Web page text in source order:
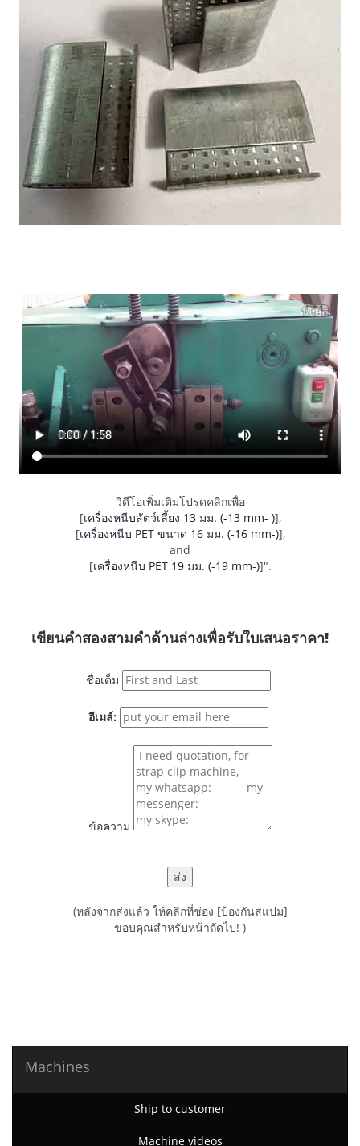
วิดีโอเพิ่มเติมโปรดคลิกเพื่อ
[เครื่องหนีบสัตว์เลี้ยง 13 มม. (-13 mm- )],
[เครื่องหนีบ PET ขนาด 16 มม. (-16 mm-)],
and
[เครื่องหนีบ PET 19 มม. (-19 mm-)]".
เขียนคำสองสามคำด้านล่างเพื่อรับใบเสนอราคา!
ชื่อเต็ม
อีเมล์:
ข้อความ
(หลังจากส่งแล้ว ให้คลิกที่ช่อง [ป้องกันสแปม]
ขอบคุณสำหรับหน้าถัดไป! )
Machines
Ship to customer
Machine videos